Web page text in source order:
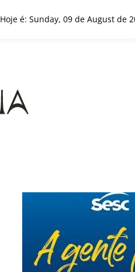
Hoje é: Sunday, 09 de August de